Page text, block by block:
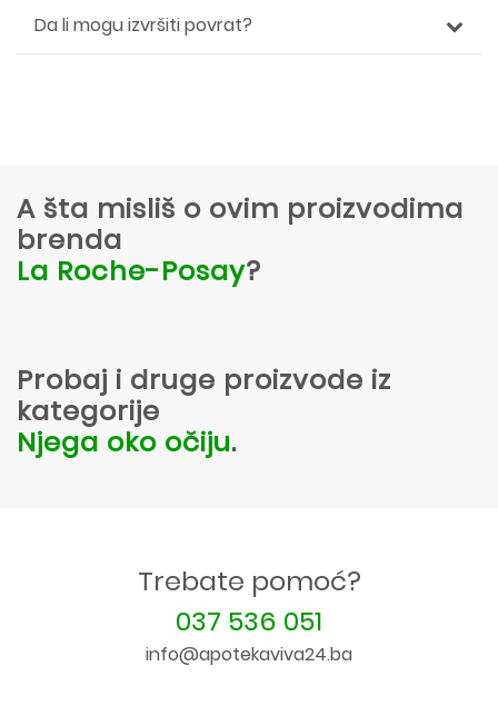
Da li mogu izvršiti povrat?
A šta misliš o ovim proizvodima
brenda
La Roche-Posay?
Probaj i druge proizvode iz
kategorije
Njega oko očiju.
Trebate pomoć?
037 536 051
info@apotekaviva24.ba